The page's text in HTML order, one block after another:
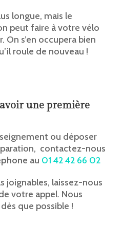
longue, mais le
peut faire à votre vélo
On s’en occupera bien
roule de nouveau !
une première
ou déposer
contactez-nous
au 01 42 42 66 02
joignables, laissez-nous
votre appel. Nous
que possible !